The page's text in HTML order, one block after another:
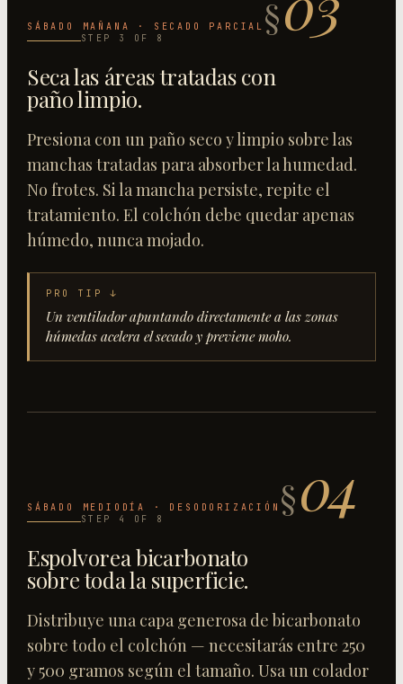
SÁBADO MAÑANA · SECADO PARCIAL §
STEP 3 OF 8
Seca las áreas tratadas con
paño limpio.
Presiona con un paño seco y limpio sobre las
manchas tratadas para absorber la humedad.
No frotes. Si la mancha persiste, repite el
tratamiento. El colchón debe quedar apenas
húmedo, nunca mojado.
PRO TIP ↓
Un ventilador apuntando directamente a las zonas
húmedas acelera el secado y previene moho.
SÁBADO MEDIODÍA · DESODORIZACIÓN §04
STEP 4 OF 8
Espolvorea bicarbonato
sobre toda la superficie.
Distribuye una capa generosa de bicarbonato
sobre todo el colchón — necesitarás entre 250
y 500 gramos según el tamaño. Usa un colador